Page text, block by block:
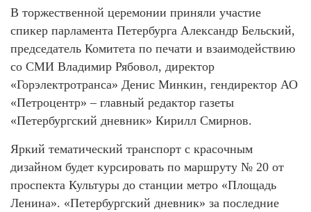
В торжественной церемонии приняли участие
спикер парламента Петербурга Александр Бельский,
председатель Комитета по печати и взаимодействию
со СМИ Владимир Рябовол, директор
«Горэлектротранса» Денис Минкин, гендиректор АО
«Петроцентр» – главный редактор газеты
«Петербургский дневник» Кирилл Смирнов.
Яркий тематический транспорт с красочным
дизайном будет курсировать по маршруту № 20 от
проспекта Культуры до станции метро «Площадь
Ленина». «Петербургский дневник» за последние